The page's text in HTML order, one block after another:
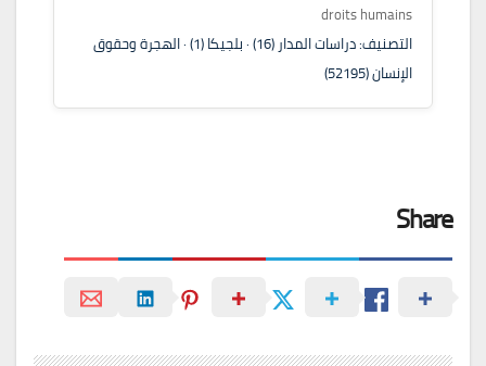
droits humains
التصنيف: دراسات المدار (16) · بلجيكا (1) · الهجرة وحقوق
الإنسان (52195)
Share